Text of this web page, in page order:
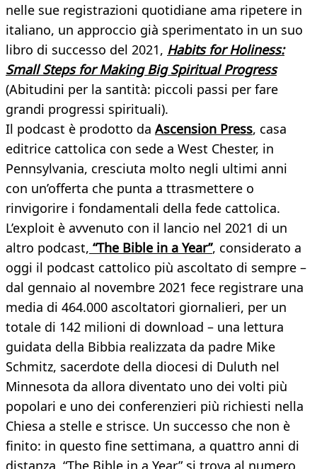
nelle sue registrazioni quotidiane ama ripetere in
italiano, un approccio già sperimentato in un suo
libro di successo del 2021, Habits for Holiness:
Small Steps for Making Big Spiritual Progress
(Abitudini per la santità: piccoli passi per fare
grandi progressi spirituali).
Il podcast è prodotto da Ascension Press, casa
editrice cattolica con sede a West Chester, in
Pennsylvania, cresciuta molto negli ultimi anni
con un’offerta che punta a ttrasmettere o
rinvigorire i fondamentali della fede cattolica.
L’exploit è avvenuto con il lancio nel 2021 di un
altro podcast, “The Bible in a Year”, considerato a
oggi il podcast cattolico più ascoltato di sempre –
dal gennaio al novembre 2021 fece registrare una
media di 464.000 ascoltatori giornalieri, per un
totale di 142 milioni di download – una lettura
guidata della Bibbia realizzata da padre Mike
Schmitz, sacerdote della diocesi di Duluth nel
Minnesota da allora diventato uno dei volti più
popolari e uno dei conferenzieri più richiesti nella
Chiesa a stelle e strisce. Un successo che non è
finito: in questo fine settimana, a quattro anni di
distanza, “The Bible in a Year” si trova al numero